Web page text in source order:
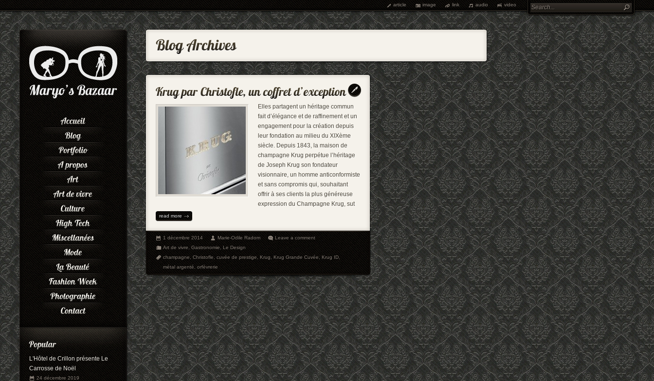
article image link audio video
L'Hôtel de Crillon présente Le
Carrosse de Noël
24 décembre 2019
Elles partagent un héritage commun
fait d’élégance et de raffinement et un
engagement pour la création depuis
leur fondation au milieu du XIXème
siècle. Depuis 1843, la maison de
champagne Krug perpétue l’héritage
de Joseph Krug son fondateur
visionnaire, un homme anticonformiste
et sans compromis qui, souhaitant
offrir à ses clients la plus généreuse
expression du Champagne Krug, sut
read more
1 décembre 2014 Marie-Odile Radom
Leave a comment
Art de vivre,Gastronomie,Le Design
champagne,Christofle,cuvée de prestige,Krug,Krug Grande Cuvée,Krug ID,
métal argenté,orfèvrerie